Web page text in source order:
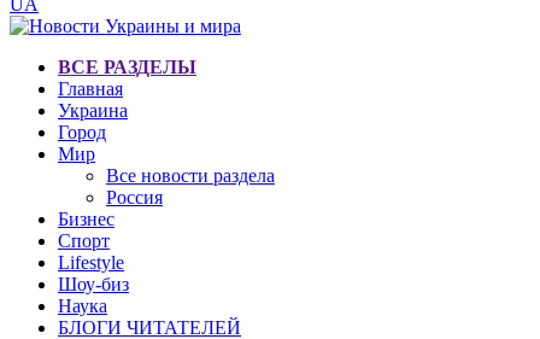
UA
ВСЕ РАЗДЕЛЫ
Главная
Украина
Город
Мир
Все новости раздела
Россия
Бизнес
Спорт
Lifestyle
Шоу-биз
Наука
БЛОГИ ЧИТАТЕЛЕЙ